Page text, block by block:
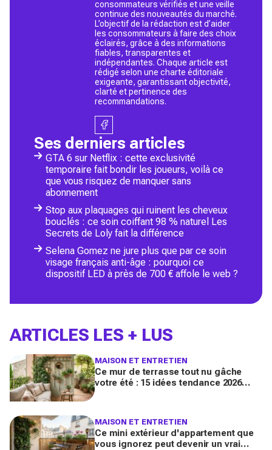
consommateurs vérifiés et une veille
continue des nouveautés du marché.
L’objectif de la rédaction est d’aider
les consommateurs à faire des choix
éclairés, grâce à des informations
fiables, transparentes et
indépendantes. Chaque article est
rédigé selon une charte éditoriale
exigeante, garantissant objectivité,
clarté et pertinence des
recommandations.
Ses derniers articles
GTA 6 sur Netflix : cette exclusivité
temporaire fait bondir les joueurs, voilà ce
que vous risquez de manquer sans
abonnement
Stop aux plaquages qui ruinent les cheveux
bouclés : ce soin coiffant 98 % naturel Les
Secrets de Loly fait la différence
Selena Gomez ne jure plus que par ce soin
visage français anti-âge : pourquoi ce
dispositif LED à près de 700 € affole le web ?
ARTICLES LES + LUS
MAISON ET ENTRETIEN
Ce mur de terrasse tout nu gâche
votre été : 15 idées tendance 2026
MAISON ET ENTRETIEN
Ce mini extérieur d'appartement que
vous ignorez peut devenir un vrai